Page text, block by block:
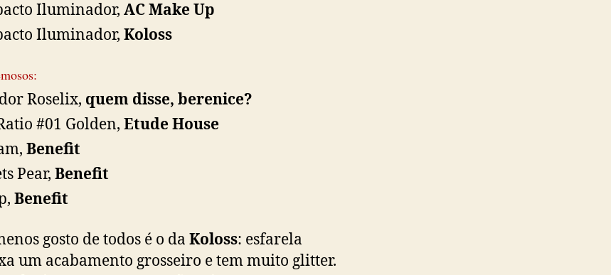
Iluminador, AC Make Up
Iluminador, Koloss
Roselix, quem disse, berenice?
#01 Golden, Etude House
Benefit
Pear, Benefit
Benefit
gosto de todos é o da Koloss: esfarela
um acabamento grosseiro e tem muito glitter.